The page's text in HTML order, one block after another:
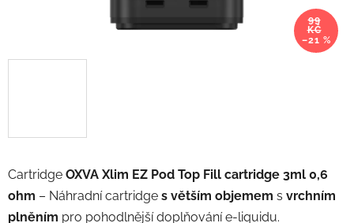
Cartridge OXVA Xlim EZ Pod Top Fill cartridge 3ml 0,6
ohm – Náhradní cartridge s větším objemem s vrchním
plněním pro pohodlnější doplňování e-liquidu.
99
KČ
–21 %